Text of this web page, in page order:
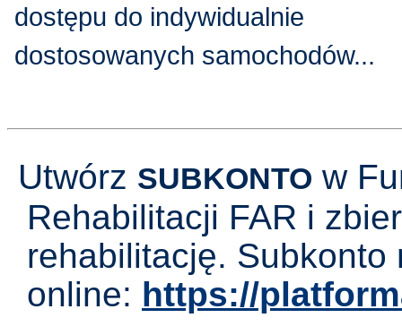
dostępu do indywidualnie
dostosowanych samochodów...
Utwórz SUBKONTO w
Rehabilitacji FAR i
rehabilitację. Subkonto
online: https://